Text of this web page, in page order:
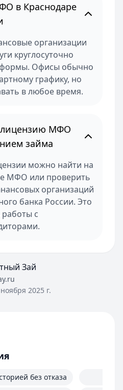
в Краснодаре
организации
круглосуточно
Офисы обычно
графику, но
в любое время.
лицензию МФО
займа
можно найти на
МФО или проверить
организаций
банка России. Это
с
Зай
2025 г.
без отказа